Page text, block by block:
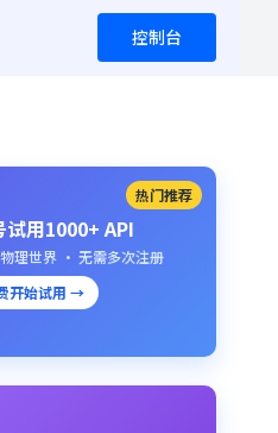
控制台
热门推荐
试用1000+ API
理世界 · 无需多次注册
开始试用 →